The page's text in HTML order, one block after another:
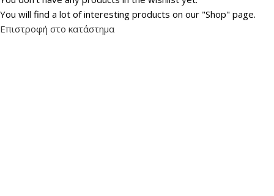
You will find a lot of interesting products on our "Shop" page.
Επιστροφή στο κατάστημα